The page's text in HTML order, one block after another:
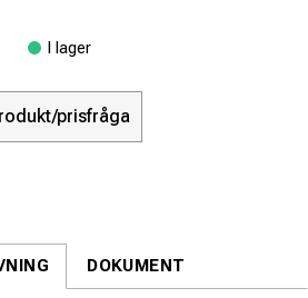
I lager
prisfråga
DOKUMENT